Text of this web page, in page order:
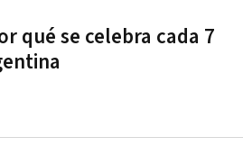
qué se celebra cada 7